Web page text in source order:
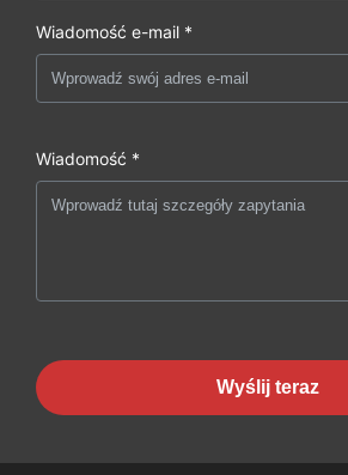
Wiadomość e-mail *
Wiadomość *
Wyślij teraz